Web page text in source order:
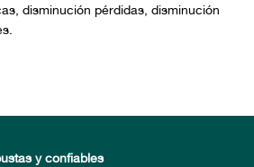
disminución pérdidas, disminución
y confiables